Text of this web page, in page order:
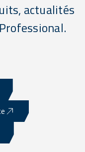
actualités